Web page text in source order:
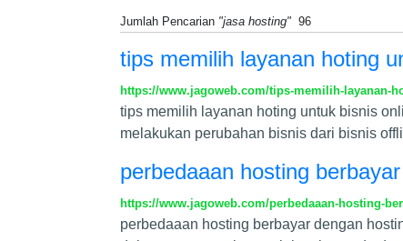
Jumlah Pencarian "jasa hosting" 96
tips memilih layanan hoting
https://www.jagoweb.com/tips-memilih-layanan-
tips memilih layanan hoting untuk bisnis
melakukan perubahan bisnis dari bisnis
perbedaaan hosting
https://www.jagoweb.com/perbedaaan-hosting-
perbedaaan hosting berbayar dengan